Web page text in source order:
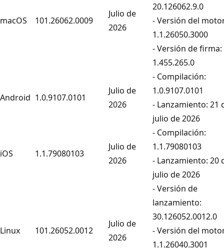
macOS 101.26062.0009
Julio de
2026
20.126062.9.0
- Versión del
1.1.26050.3000
- Versión de firma:
1.455.265.0
Android 1.0.9107.0101
Julio de
2026
- Compilación:
1.0.9107.0101
- Lanzamiento: 21
julio de 2026
iOS 1.1.79080103
Julio de
2026
- Compilación:
1.1.79080103
- Lanzamiento: 20
julio de 2026
Linux 101.26052.0012
Julio de
2026
- Versión de
lanzamiento:
30.126052.0012.0
- Versión del
1.1.26040.3001